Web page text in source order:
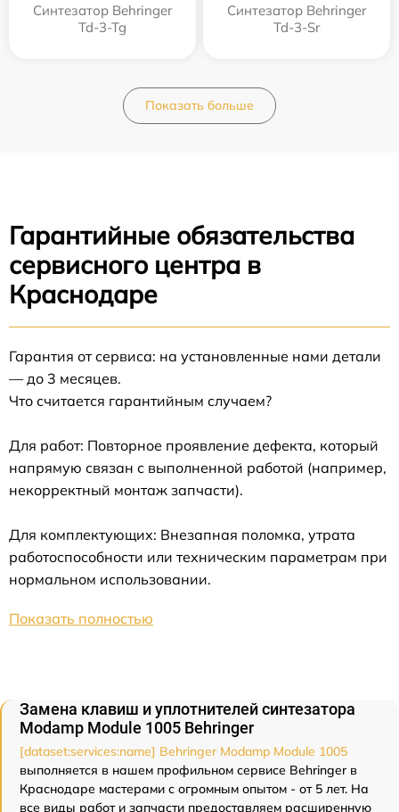
Синтезатор Behringer
Td-3-Tg
Синтезатор Behringer
Td-3-Sr
Показать больше
Гарантийные обязательства
сервисного центра в
Краснодаре
Гарантия от сервиса: на установленные нами детали
— до 3 месяцев.
Что считается гарантийным случаем?
Для работ: Повторное проявление дефекта, который
напрямую связан с выполненной работой (например,
некорректный монтаж запчасти).
Для комплектующих: Внезапная поломка, утрата
работоспособности или техническим параметрам при
нормальном использовании.
Показать полностью
Замена клавиш и уплотнителей синтезатора
Modamp Module 1005 Behringer
[dataset:services:name] Behringer Modamp Module 1005
выполняется в нашем профильном сервисе Behringer в
Краснодаре мастерами с огромным опытом - от 5 лет. На
все виды работ и запчасти предоставляем расширенную